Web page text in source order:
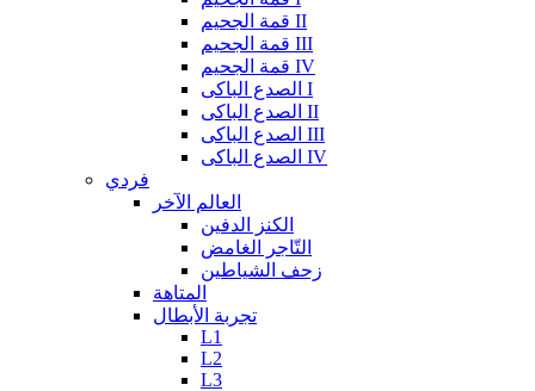
قمة الجحيم II
قمة الجحيم III
قمة الجحيم IV
الصدع الباكى I
الصدع الباكى II
الصدع الباكى III
الصدع الباكى IV
فردي
العالم الآخر
الكنز الدفين
التّاجر الغامض
زحف الشياطين
المتاهة
تجربة الأبطال
L1
L2
L3